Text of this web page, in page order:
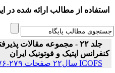
استفاده از مطالب ارائه شده در این
جلد ۲۲ - مجموعه مقالات
کنفرانس اپتیک و فوتونیک ایران
ICOFS سال۲۲ صفحات ۲۷۹-۲۷۶